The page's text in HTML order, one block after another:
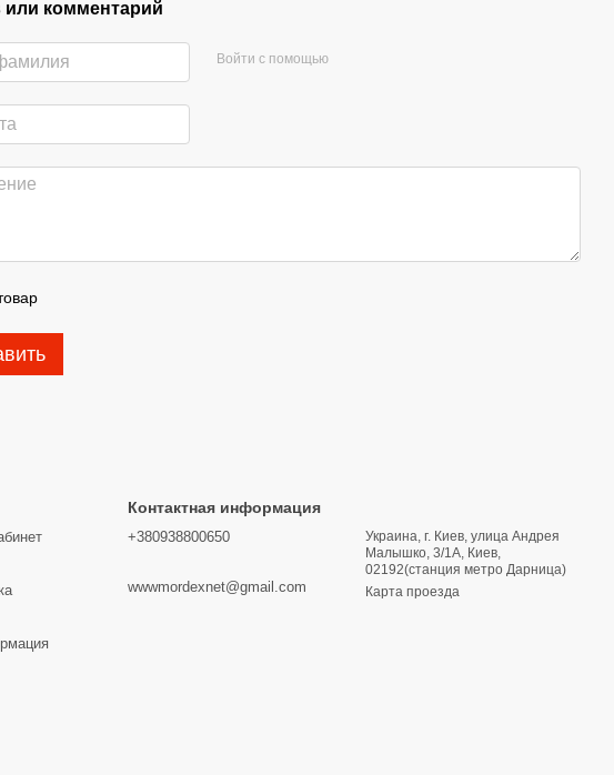
комментарий
Войти с помощью
Контактная информация
+380938800650
wwwmordexnet@gmail.com
Украина, г. Киев, улица Андрея
Малышко, 3/1А, Киев,
02192(станция метро Дарница)
Карта проезда